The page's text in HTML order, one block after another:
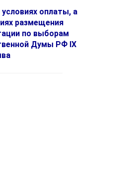
оплаты, а
размещения
по выборам
Думы РФ IX